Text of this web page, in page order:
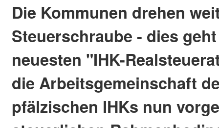
Die Kommunen drehen
Steuerschraube - dies
neuesten "IHK-
die Arbeitsgemeinschaft
pfälzischen IHKs nun